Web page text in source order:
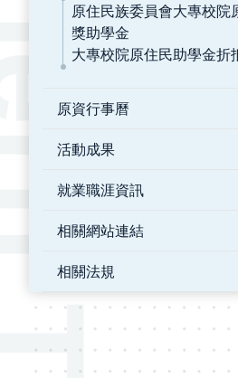
原住民族委員會大專校院
獎助學金
大專校院原住民助學金折
原資行事曆
活動成果
就業職涯資訊
相關網站連結
相關法規